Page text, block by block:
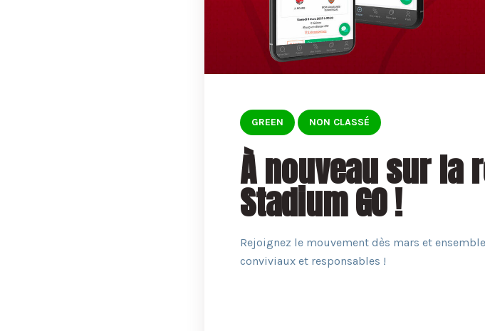
GREEN NON CLASSÉ
À nouveau sur la
Stadium GO !
Rejoignez le mouvement dès mars et
conviviaux et responsables !